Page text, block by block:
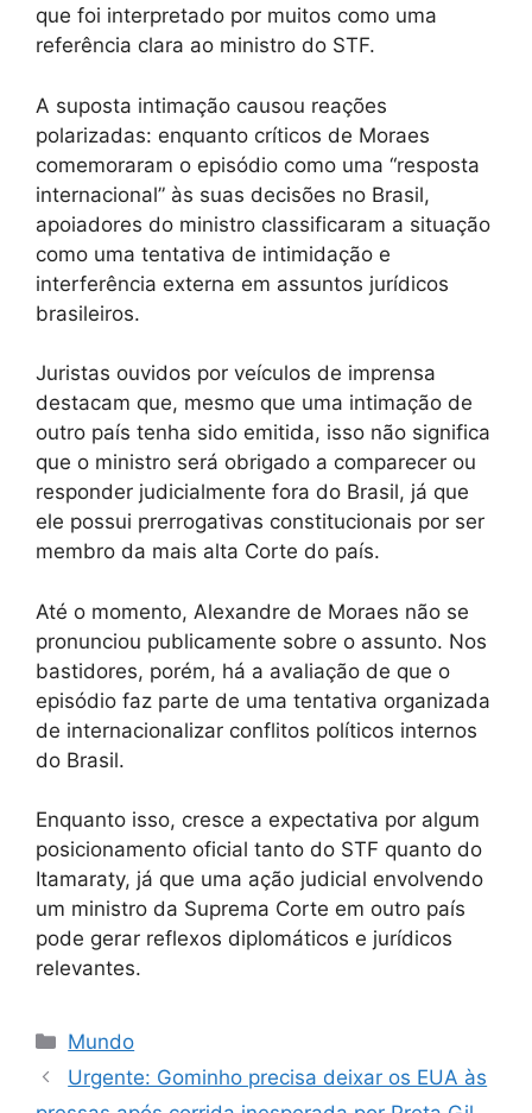
que foi interpretado por muitos como uma
referência clara ao ministro do STF.
A suposta intimação causou reações
polarizadas: enquanto críticos de Moraes
comemoraram o episódio como uma “resposta
internacional” às suas decisões no Brasil,
apoiadores do ministro classificaram a situação
como uma tentativa de intimidação e
interferência externa em assuntos jurídicos
brasileiros.
Juristas ouvidos por veículos de imprensa
destacam que, mesmo que uma intimação de
outro país tenha sido emitida, isso não significa
que o ministro será obrigado a comparecer ou
responder judicialmente fora do Brasil, já que
ele possui prerrogativas constitucionais por ser
membro da mais alta Corte do país.
Até o momento, Alexandre de Moraes não se
pronunciou publicamente sobre o assunto. Nos
bastidores, porém, há a avaliação de que o
episódio faz parte de uma tentativa organizada
de internacionalizar conflitos políticos internos
do Brasil.
Enquanto isso, cresce a expectativa por algum
posicionamento oficial tanto do STF quanto do
Itamaraty, já que uma ação judicial envolvendo
um ministro da Suprema Corte em outro país
pode gerar reflexos diplomáticos e jurídicos
relevantes.
Categorias
Mundo
Urgente: Gominho precisa deixar os EUA às